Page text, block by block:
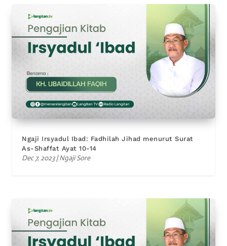
Ngaji Irsyadul Ibad: Fadhilah Jihad menurut Surat
As-Shaffat Ayat 10-14
Dec 7, 2023|Ngaji Sore